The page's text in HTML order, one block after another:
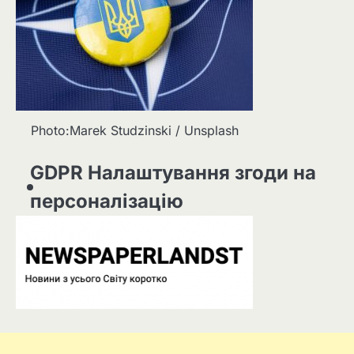
Photo:Marek Studzinski / Unsplash
GDPR Налаштування згоди на
персоналізацію